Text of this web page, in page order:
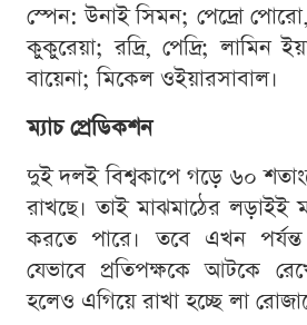
স্পেন: উনাই সিমন; পেদ্রো
কুকুরেয়া; রদ্রি, পেদ্রি; লামিন
বায়েনা; মিকেল ওইয়ারসাবাল।
ম্যাচ প্রেডিকশন
দুই দলই বিশ্বকাপে গড়ে ৬০
রাখছে। তাই মাঝমাঠের লড়াইই
করতে পারে। তবে এখন
যেভাবে প্রতিপক্ষকে আটকে
হলেও এগিয়ে রাখা হচ্ছে লা